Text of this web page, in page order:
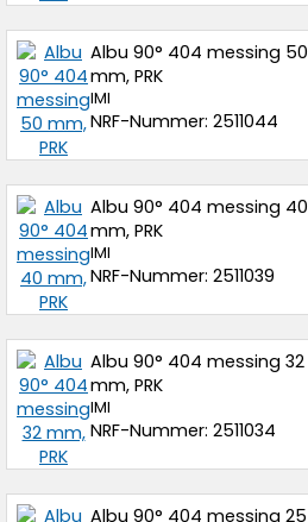
Albu 90° 404 messing 50
mm, PRK
IMI
NRF-Nummer: 2511044
Albu 90° 404 messing 40
mm, PRK
IMI
NRF-Nummer: 2511039
Albu 90° 404 messing 32
mm, PRK
IMI
NRF-Nummer: 2511034
Albu 90° 404 messing 25